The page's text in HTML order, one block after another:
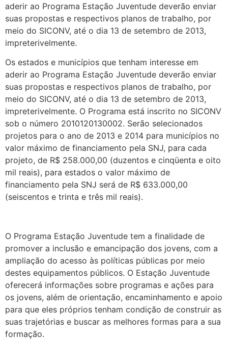
aderir ao Programa Estação Juventude deverão enviar
suas propostas e respectivos planos de trabalho, por
meio do SICONV, até o dia 13 de setembro de 2013,
impreterivelmente.
Os estados e municípios que tenham interesse em
aderir ao Programa Estação Juventude deverão enviar
suas propostas e respectivos planos de trabalho, por
meio do SICONV, até o dia 13 de setembro de 2013,
impreterivelmente. O Programa está inscrito no SICONV
sob o número 2010120130002. Serão selecionados
projetos para o ano de 2013 e 2014 para municípios no
valor máximo de financiamento pela SNJ, para cada
projeto, de R$ 258.000,00 (duzentos e cinqüenta e oito
mil reais), para estados o valor máximo de
financiamento pela SNJ será de R$ 633.000,00
(seiscentos e trinta e três mil reais).
O Programa Estação Juventude tem a finalidade de
promover a inclusão e emancipação dos jovens, com a
ampliação do acesso às políticas públicas por meio
destes equipamentos públicos. O Estação Juventude
oferecerá informações sobre programas e ações para
os jovens, além de orientação, encaminhamento e apoio
para que eles próprios tenham condição de construir as
suas trajetórias e buscar as melhores formas para a sua
formação.